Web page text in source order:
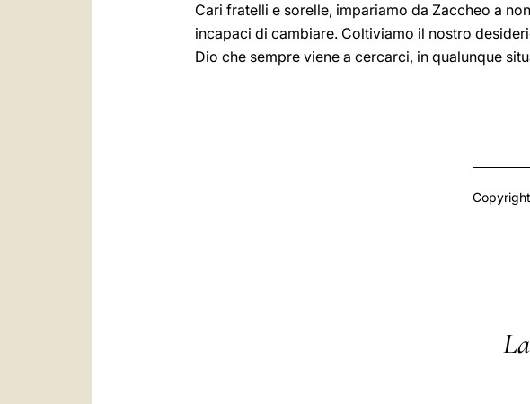
Cari fratelli e sorelle, impariamo da Zaccheo a
incapaci di cambiare. Coltiviamo il nostro
Dio che sempre viene a cercarci, in qualunque
La